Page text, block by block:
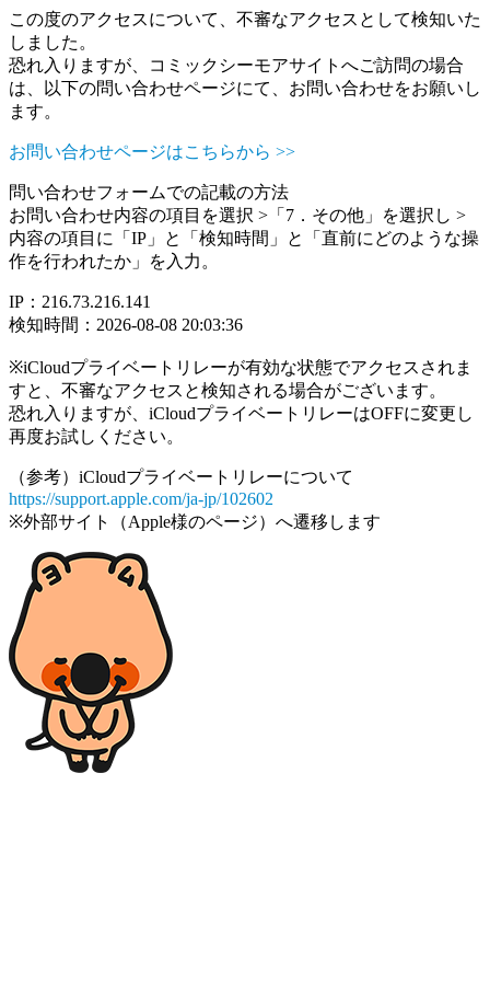
この度のアクセスについて、不審なアクセスとして検知いた
しました。
恐れ入りますが、コミックシーモアサイトへご訪問の場合
は、以下の問い合わせページにて、お問い合わせをお願いし
ます。
お問い合わせページはこちらから >>
問い合わせフォームでの記載の方法
お問い合わせ内容の項目を選択 >「7．その他」を選択し >
内容の項目に「IP」と「検知時間」と「直前にどのような操
作を行われたか」を入力。
IP：216.73.216.141
検知時間：2026-08-08 20:03:36
※iCloudプライベートリレーが有効な状態でアクセスされま
すと、不審なアクセスと検知される場合がございます。
恐れ入りますが、iCloudプライベートリレーはOFFに変更し
再度お試しください。
（参考）iCloudプライベートリレーについて
https://support.apple.com/ja-jp/102602
※外部サイト（Apple様のページ）へ遷移します